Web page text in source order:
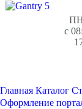
с
Главная Каталог
Оформление